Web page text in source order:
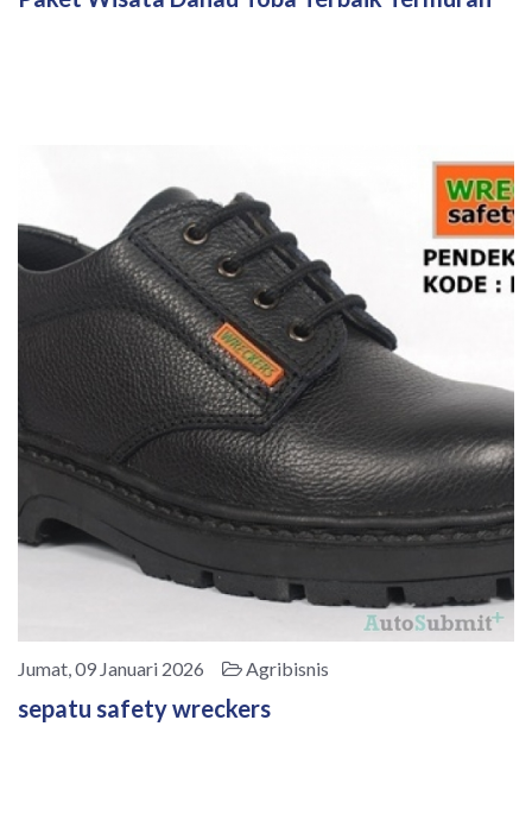
Jumat, 09 Januari 2026 Agribisnis
sepatu safety wreckers